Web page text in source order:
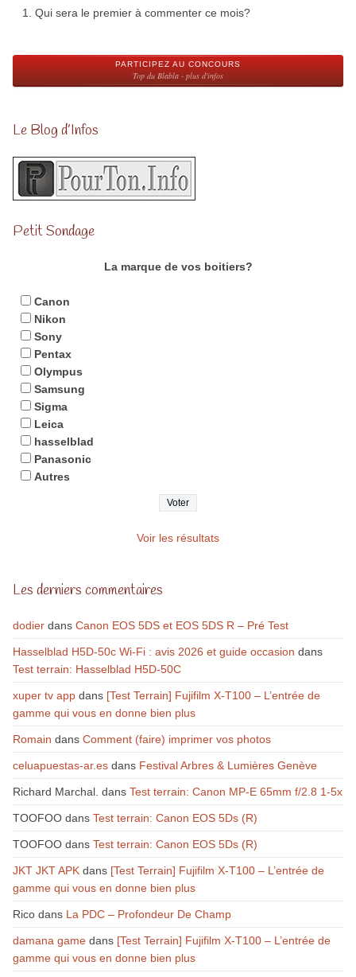
Qui sera le premier à commenter ce mois?
PARTICIPEZ AU CONCOURS
Top du Blabla - plus d'infos
Le Blog d’Infos
Petit Sondage
La marque de vos boitiers?
Canon
Nikon
Sony
Pentax
Olympus
Samsung
Sigma
Leica
hasselblad
Panasonic
Autres
Voir les résultats
Les derniers commentaires
dodierdans Canon EOS 5DS et EOS 5DS R – Pré Test
Hasselblad H5D-50c Wi-Fi : avis 2026 et guide occasion dans
Test terrain: Hasselblad H5D-50C
xuper tv appdans [Test Terrain] Fujifilm X-T100 – L’entrée de
gamme qui vous en donne bien plus
Romain dans Comment (faire) imprimer vos photos
celuapuestas-ar.esdans Festival Arbres & Lumières Genève
Richard Marchal. dans Test terrain: Canon MP-E 65mm f/2.8 1-5x
TOOFOOdans Test terrain: Canon EOS 5Ds (R)
TOOFOOdans Test terrain: Canon EOS 5Ds (R)
JKT JKT APKdans [Test Terrain] Fujifilm X-T100 – L’entrée de
gamme qui vous en donne bien plus
Ricodans La PDC – Profondeur De Champ
damana gamedans [Test Terrain] Fujifilm X-T100 – L’entrée de
gamme qui vous en donne bien plus